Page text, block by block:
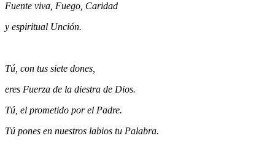
Fuente viva, Fuego, Caridad
y espiritual Unción.
Tú, con tus siete dones,
eres Fuerza de la diestra de Dios.
Tú, el prometido por el Padre.
Tú pones en nuestros labios tu Palabra.